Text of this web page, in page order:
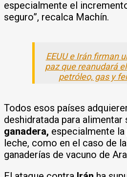
especialmente el
seguro”, recalca Machín.
EEUU e Irán firman
paz que reanudará
petróleo, gas y
Todos esos países
deshidratada para alimentar
ganadera, especialmente
leche, como en el caso de
ganaderías de vacuno de